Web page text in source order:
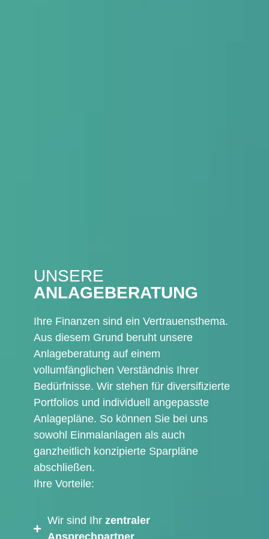
UNSERE
ANLAGEBERATUNG
Ihre Finanzen sind ein Vertrauensthema.
Aus diesem Grund beruht unsere
Anlageberatung auf einem
vollumfänglichen Verständnis Ihrer
Bedürfnisse. Wir stehen für diversifizierte
Portfolios und individuell angepasste
Anlagepläne. So können Sie bei uns
sowohl Einmalanlagen als auch
ganzheitlich konzipierte Sparpläne
abschließen.
Ihre Vorteile:
Wir sind Ihr zentraler